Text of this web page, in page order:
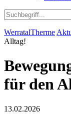
WerratalTherme
Alltag!
für den
13.02.2026